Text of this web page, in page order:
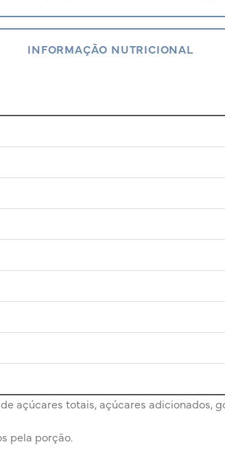
INFORMAÇÃO NUTRICIONAL
açúcares totais, açúcares adicionados,
pela porção.